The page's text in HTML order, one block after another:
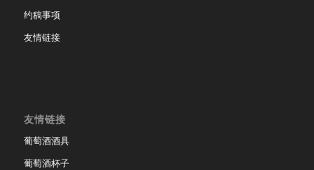
约稿事项
友情链接
友情链接
葡萄酒酒具
葡萄酒杯子